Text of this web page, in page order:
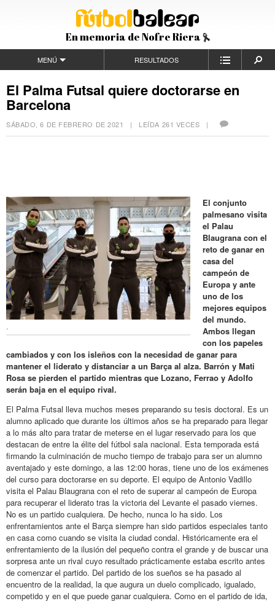
En memoria de Nofre Riera
MENÚ RESULTADOS
El Palma Futsal quiere doctorarse en
Barcelona
SÁBADO, 6 DE FEBRERO DE 2021 | LEÍDA 261 VECES |
.
El conjunto
palmesano visita
el Palau
Blaugrana con el
reto de ganar en
casa del
campeón de
Europa y ante
uno de los
mejores equipos
del mundo.
Ambos llegan
con los papeles
cambiados y con los isleños con la necesidad de ganar para
mantener el liderato y distanciar a un Barça al alza. Barrón y Mati
Rosa se pierden el partido mientras que Lozano, Ferrao y Adolfo
serán baja en el equipo rival.
El Palma Futsal lleva muchos meses preparando su tesis doctoral. Es un
alumno aplicado que durante los últimos años se ha preparado para llegar
a lo más alto para tratar de meterse en el lugar reservado para los que
destacan de entre la élite del fútbol sala nacional. Esta temporada está
firmando la culminación de mucho tiempo de trabajo para ser un alumno
aventajado y este domingo, a las 12:00 horas, tiene uno de los exámenes
del curso para doctorarse en su deporte. El equipo de Antonio Vadillo
visita el Palau Blaugrana con el reto de superar al campeón de Europa
para recuperar el liderato tras la victoria del Levante el pasado viernes.
No es un partido cualquiera. De hecho, nunca lo ha sido. Los
enfrentamientos ante el Barça siempre han sido partidos especiales tanto
en casa como cuando se visita la ciudad condal. Históricamente era el
enfrentamiento de la ilusión del pequeño contra el grande y de buscar una
sorpresa ante un rival cuyo resultado prácticamente estaba escrito antes
de comenzar el partido. Del partido de los sueños se ha pasado al
encuentro de la realidad, la que augura un duelo complicado, igualado,
competido y en el que puede ganar cualquiera. Como en el partido de ida,